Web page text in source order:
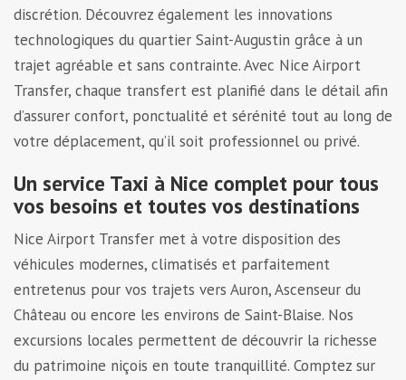
discrétion. Découvrez également les innovations
technologiques du quartier Saint-Augustin grâce à un
trajet agréable et sans contrainte. Avec Nice Airport
Transfer, chaque transfert est planifié dans le détail afin
d’assurer confort, ponctualité et sérénité tout au long de
votre déplacement, qu’il soit professionnel ou privé.
Un service Taxi à Nice complet pour tous
vos besoins et toutes vos destinations
Nice Airport Transfer met à votre disposition des
véhicules modernes, climatisés et parfaitement
entretenus pour vos trajets vers Auron, Ascenseur du
Château ou encore les environs de Saint-Blaise. Nos
excursions locales permettent de découvrir la richesse
du patrimoine niçois en toute tranquillité. Comptez sur